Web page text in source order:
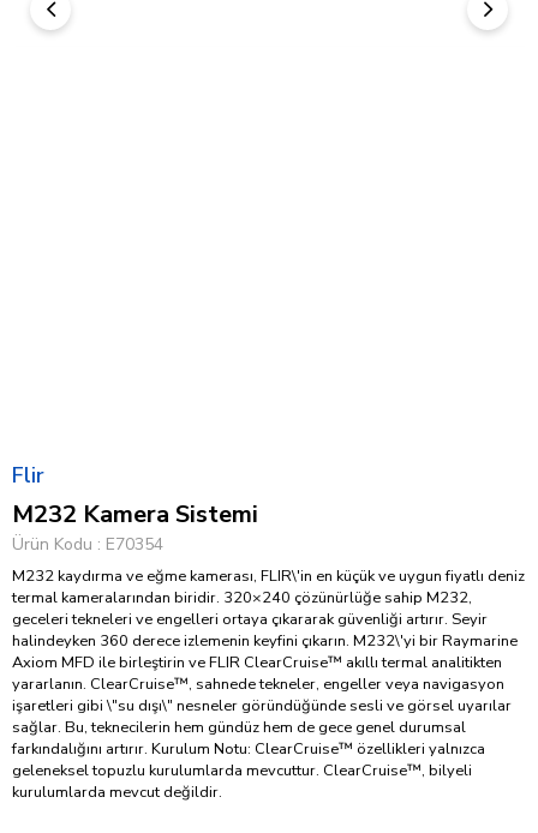
Flir
M232 Kamera Sistemi
Ürün Kodu E70354
M232 kaydırma ve eğme kamerası, FLIR\'in en küçük ve uygun fiyatlı deniz
termal kameralarından biridir. 320×240 çözünürlüğe sahip M232,
geceleri tekneleri ve engelleri ortaya çıkararak güvenliği artırır. Seyir
halindeyken 360 derece izlemenin keyfini çıkarın. M232\'yi bir Raymarine
Axiom MFD ile birleştirin ve FLIR ClearCruise™ akıllı termal analitikten
yararlanın. ClearCruise™, sahnede tekneler, engeller veya navigasyon
işaretleri gibi \"su dışı\" nesneler göründüğünde sesli ve görsel uyarılar
sağlar. Bu, teknecilerin hem gündüz hem de gece genel durumsal
farkındalığını artırır. Kurulum Notu: ClearCruise™ özellikleri yalnızca
geleneksel topuzlu kurulumlarda mevcuttur. ClearCruise™, bilyeli
kurulumlarda mevcut değildir.